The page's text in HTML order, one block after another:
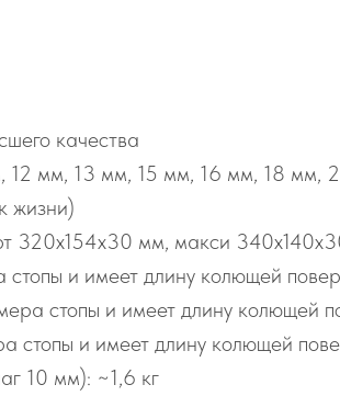
качества
12 мм, 13 мм, 15 мм, 16 мм, 18 мм,
жизни)
320х154х30 мм, макси
и имеет длину колющей
стопы и имеет длину колющей
и имеет длину колющей
10 мм): ~1,6 кг